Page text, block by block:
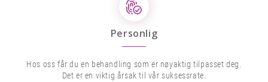
Personlig
Hos oss får du en behandling som er nøyaktig tilpasset deg.
Det er en viktig årsak til vår suksessrate.